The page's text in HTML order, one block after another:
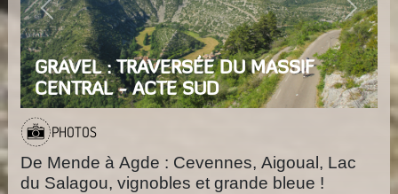
Previous Next
GRAVEL : TRAVERSÉE DU MASSIF
CENTRAL - ACTE SUD
PHOTOS
De Mende à Agde : Cevennes, Aigoual, Lac
du Salagou, vignobles et grande bleue !